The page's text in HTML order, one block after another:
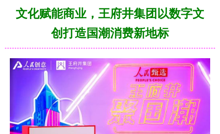
文化赋能商业，王府井集团以数字文
创打造国潮消费新地标